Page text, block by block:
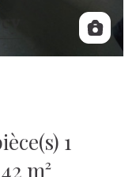
chambre(s) 40.42 m²